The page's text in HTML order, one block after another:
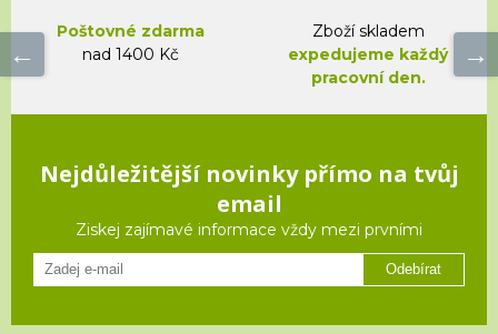
Poštovné zdarma
nad 1400 Kč
Zboží skladem
expedujeme každý
pracovní den.
Nejdůležitější novinky přímo na tvůj
email
Ziskej zajímavé informace vždy mezi prvními
Odebírat